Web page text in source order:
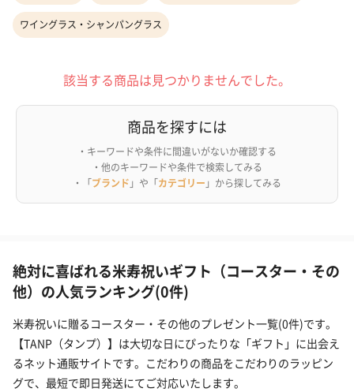
ワイングラス・シャンパングラス
該当する商品は見つかりませんでした。
商品を探すには
・キーワードや条件に間違いがないか確認する
・他のキーワードや条件で検索してみる
・「ブランド 」や「カテゴリー 」から探してみる
絶対に喜ばれる米寿祝いギフト（コースター・その
他）の人気ランキング(0件)
米寿祝いに贈るコースター・その他のプレゼント一覧(0件)です。
【TANP（タンプ）】は大切な日にぴったりな「ギフト」に出会え
るネット通販サイトです。こだわりの商品をこだわりのラッピン
グで、最短で即日発送にてご対応いたします。